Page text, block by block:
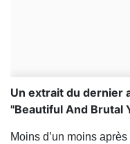
Un extrait du dernier
"Beautiful And Brutal
Moins d’un moins